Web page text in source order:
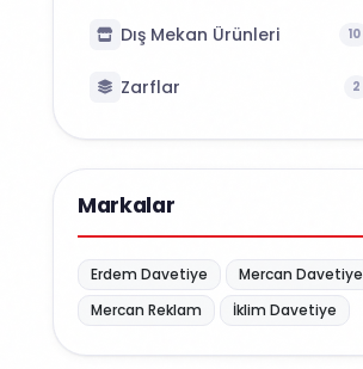
Dış Mekan Ürünleri 10
Zarflar 2
Markalar
Erdem Davetiye
Mercan Davetiye
Mercan Reklam
İklim Davetiye